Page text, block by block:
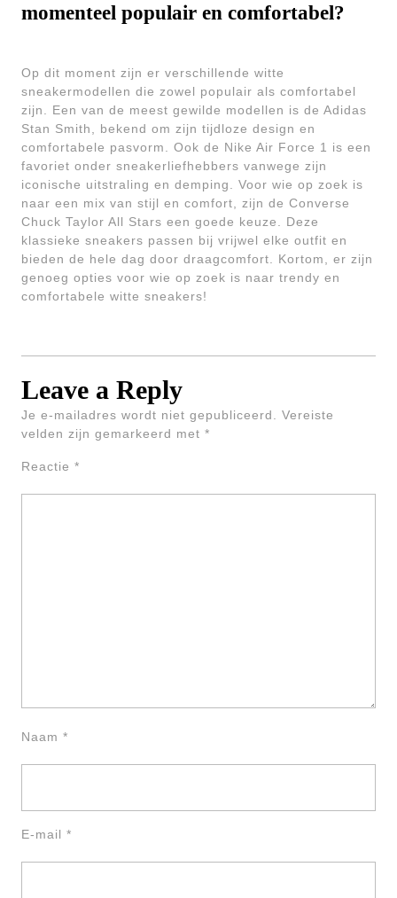
momenteel populair en comfortabel?
Op dit moment zijn er verschillende witte
sneakermodellen die zowel populair als comfortabel
zijn. Een van de meest gewilde modellen is de Adidas
Stan Smith, bekend om zijn tijdloze design en
comfortabele pasvorm. Ook de Nike Air Force 1 is een
favoriet onder sneakerliefhebbers vanwege zijn
iconische uitstraling en demping. Voor wie op zoek is
naar een mix van stijl en comfort, zijn de Converse
Chuck Taylor All Stars een goede keuze. Deze
klassieke sneakers passen bij vrijwel elke outfit en
bieden de hele dag door draagcomfort. Kortom, er zijn
genoeg opties voor wie op zoek is naar trendy en
comfortabele witte sneakers!
Leave a Reply
Je e-mailadres wordt niet gepubliceerd.
Vereiste
velden zijn gemarkeerd met *
Reactie *
Naam *
E-mail *